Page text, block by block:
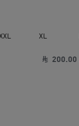
XL
200.00